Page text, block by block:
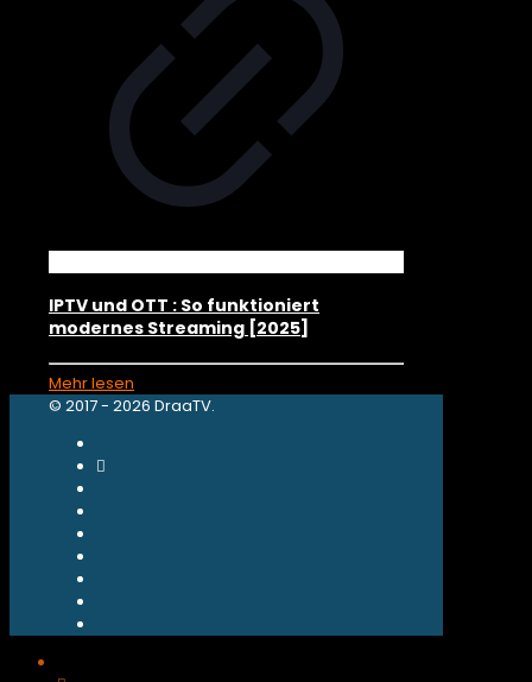
IPTV und OTT : So funktioniert
modernes Streaming [2025]
Mehr lesen
© 2017 - 2026 DraaTV.